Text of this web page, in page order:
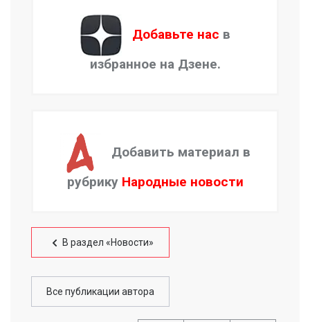
Добавьте нас в
избранное на Дзене.
Добавить материал в
рубрику Народные новости
В раздел «Новости»
Все публикации автора